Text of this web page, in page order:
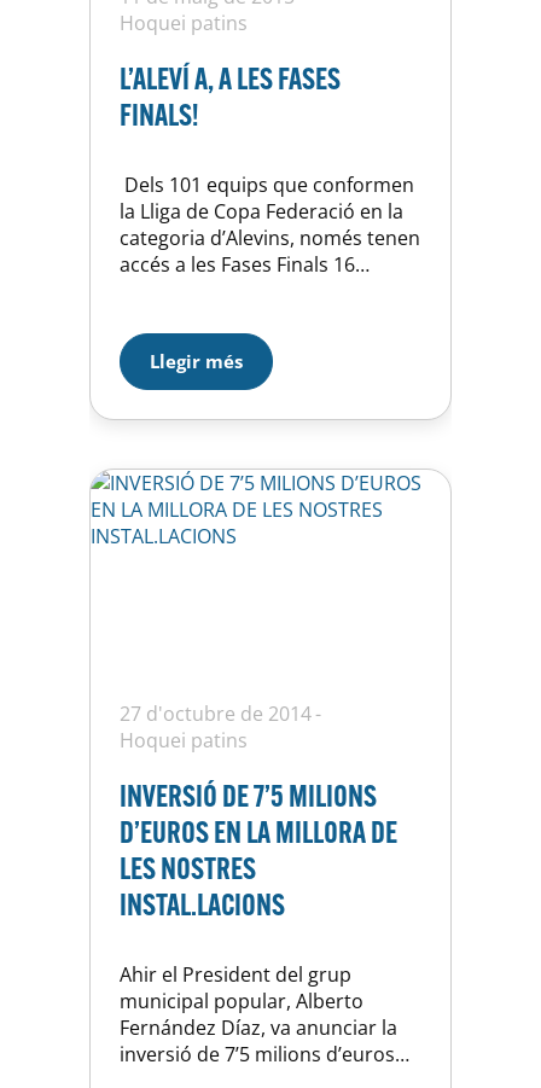
Hoquei patins
L’ALEVÍ A, A LES FASES
FINALS!
Dels 101 equips que conformen
la Lliga de Copa Federació en la
categoria d’Alevins, només tenen
accés a les Fases Finals 16
millors segons de tots els grups.
I…es dóna la situació….que….el
nostre Aleví A, forma part dels 16
equips…
Llegir més
27 d'octubre de 2014
Hoquei patins
INVERSIÓ DE 7’5 MILIONS
D’EUROS EN LA MILLORA DE
LES NOSTRES
INSTAL.LACIONS
Ahir el President del grup
municipal popular, Alberto
Fernández Díaz, va anunciar la
inversió de 7’5 milions d’euros